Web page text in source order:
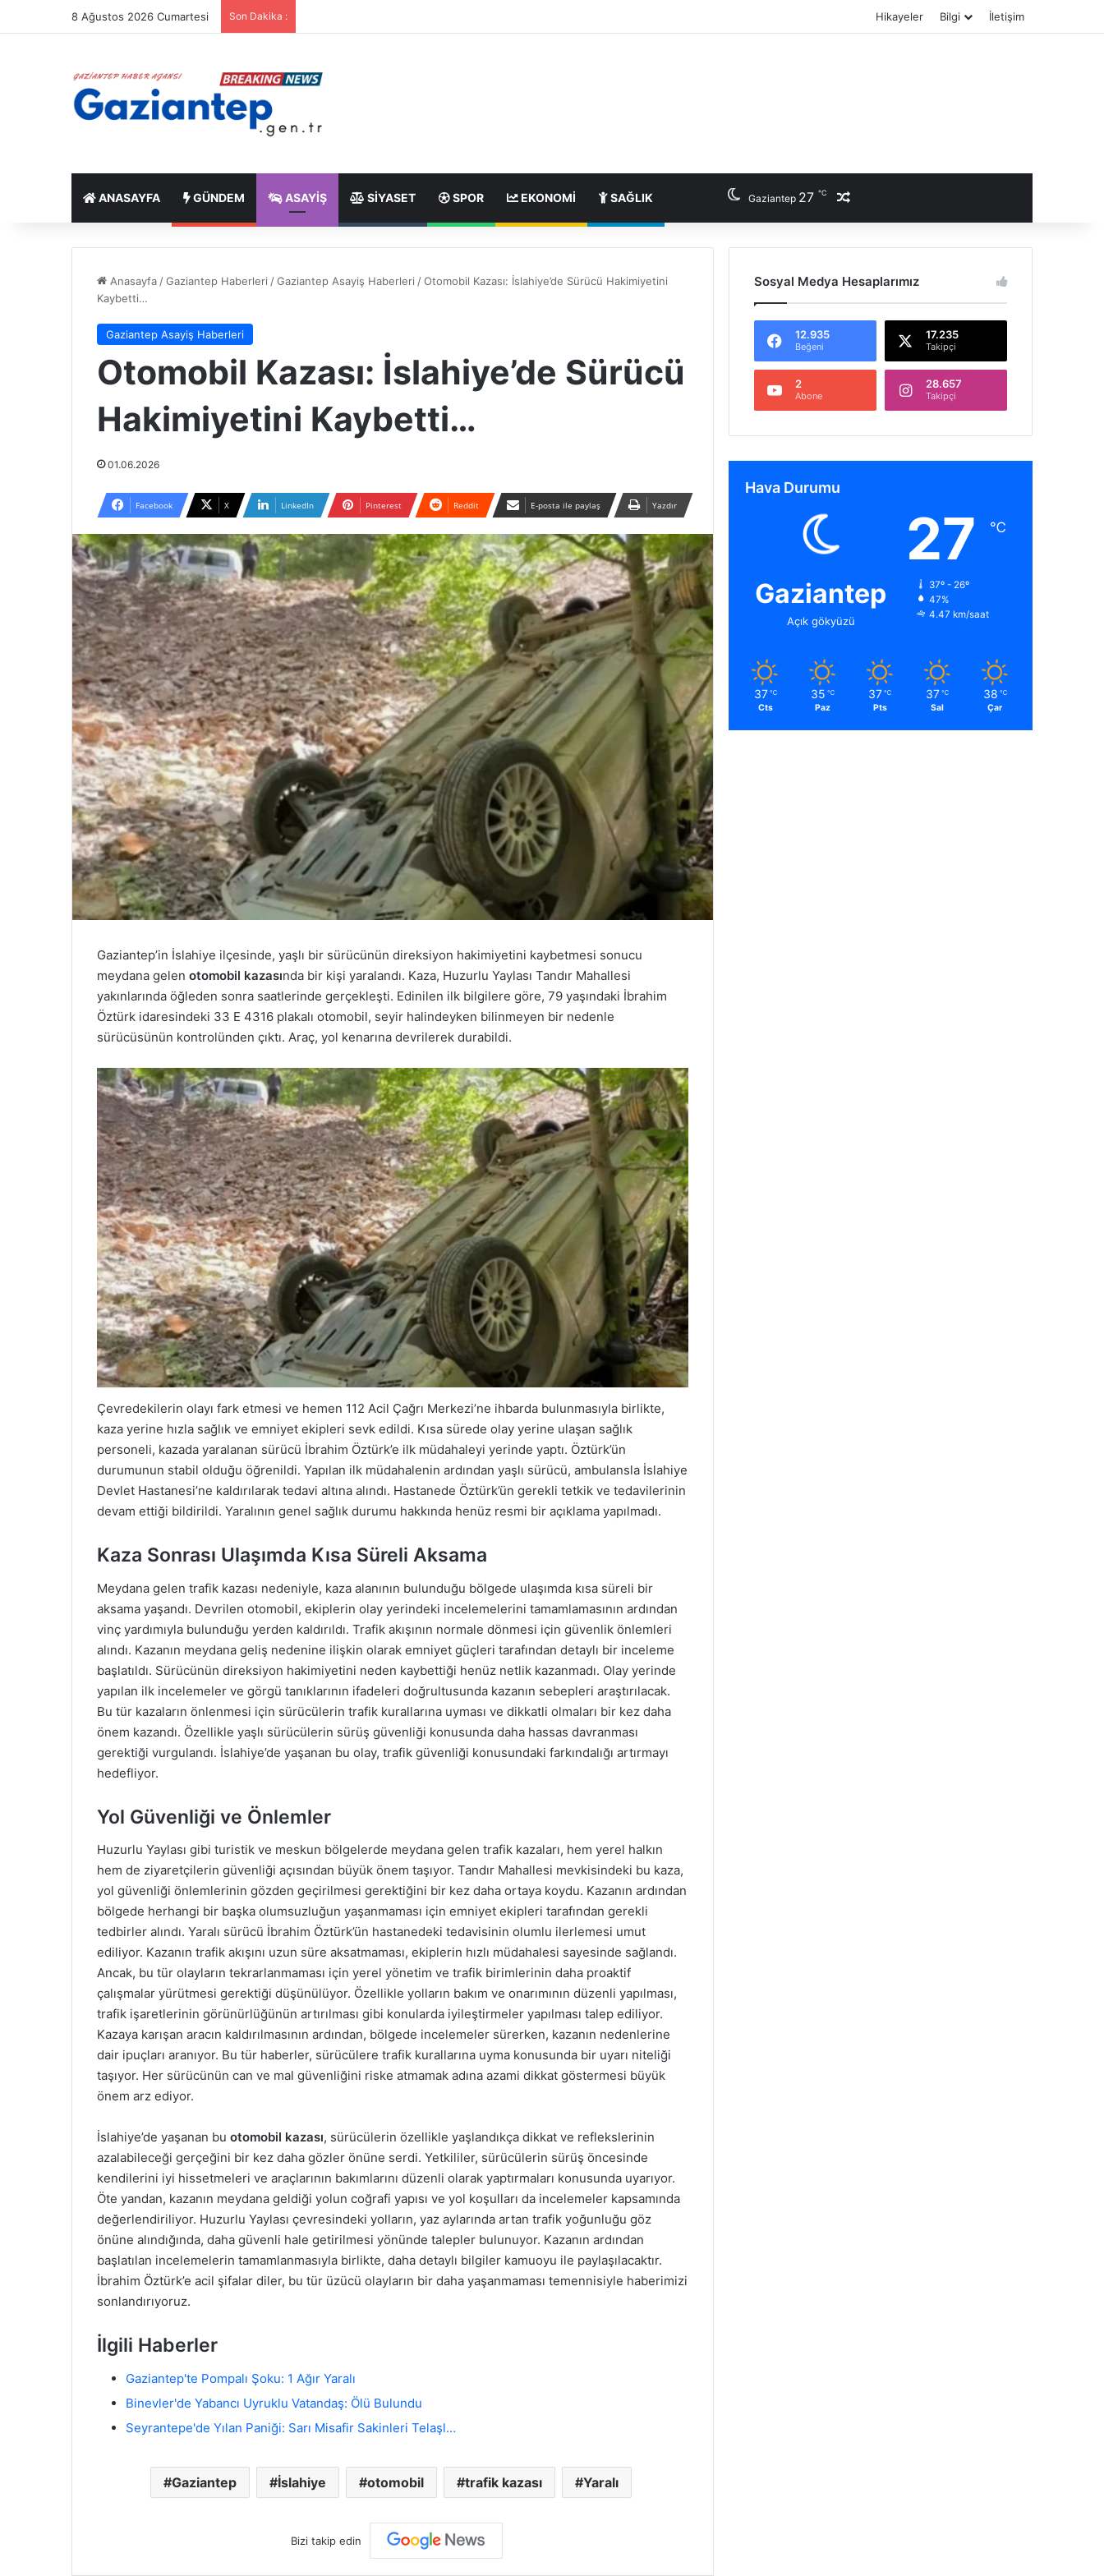
8 Ağustos 2026 Cumartesi Son Dakika : Hikayeler Bilgi İletişim
ANASAYFA GÜNDEM ASAYIŞ SIYASET SPOR EKONOMI SAĞLIK Gaziantep 27 ℃
Anasayfa /Gaziantep Haberleri /Gaziantep Asayiş Haberleri /Otomobil Kazası: İslahiye’de Sürücü Hakimiyetini
Kaybetti…
Gaziantep Asayiş Haberleri
Otomobil Kazası: İslahiye’de Sürücü
Hakimiyetini Kaybetti…
01.06.2026
Facebook X LinkedIn Pinterest Reddit E-posta ile paylaş Yazdır
Gaziantep’in İslahiye ilçesinde, yaşlı bir sürücünün direksiyon hakimiyetini kaybetmesi sonucu
meydana gelen otomobil kazasında bir kişi yaralandı. Kaza, Huzurlu Yaylası Tandır Mahallesi
yakınlarında öğleden sonra saatlerinde gerçekleşti. Edinilen ilk bilgilere göre, 79 yaşındaki İbrahim
Öztürk idaresindeki 33 E 4316 plakalı otomobil, seyir halindeyken bilinmeyen bir nedenle
sürücüsünün kontrolünden çıktı. Araç, yol kenarına devrilerek durabildi.
Çevredekilerin olayı fark etmesi ve hemen 112 Acil Çağrı Merkezi’ne ihbarda bulunmasıyla birlikte,
kaza yerine hızla sağlık ve emniyet ekipleri sevk edildi. Kısa sürede olay yerine ulaşan sağlık
personeli, kazada yaralanan sürücü İbrahim Öztürk’e ilk müdahaleyi yerinde yaptı. Öztürk’ün
durumunun stabil olduğu öğrenildi. Yapılan ilk müdahalenin ardından yaşlı sürücü, ambulansla İslahiye
Devlet Hastanesi’ne kaldırılarak tedavi altına alındı. Hastanede Öztürk’ün gerekli tetkik ve tedavilerinin
devam ettiği bildirildi. Yaralının genel sağlık durumu hakkında henüz resmi bir açıklama yapılmadı.
Kaza Sonrası Ulaşımda Kısa Süreli Aksama
Meydana gelen trafik kazası nedeniyle, kaza alanının bulunduğu bölgede ulaşımda kısa süreli bir
aksama yaşandı. Devrilen otomobil, ekiplerin olay yerindeki incelemelerini tamamlamasının ardından
vinç yardımıyla bulunduğu yerden kaldırıldı. Trafik akışının normale dönmesi için güvenlik önlemleri
alındı. Kazanın meydana geliş nedenine ilişkin olarak emniyet güçleri tarafından detaylı bir inceleme
başlatıldı. Sürücünün direksiyon hakimiyetini neden kaybettiği henüz netlik kazanmadı. Olay yerinde
yapılan ilk incelemeler ve görgü tanıklarının ifadeleri doğrultusunda kazanın sebepleri araştırılacak.
Bu tür kazaların önlenmesi için sürücülerin trafik kurallarına uyması ve dikkatli olmaları bir kez daha
önem kazandı. Özellikle yaşlı sürücülerin sürüş güvenliği konusunda daha hassas davranması
gerektiği vurgulandı. İslahiye’de yaşanan bu olay, trafik güvenliği konusundaki farkındalığı artırmayı
hedefliyor.
Yol Güvenliği ve Önlemler
Huzurlu Yaylası gibi turistik ve meskun bölgelerde meydana gelen trafik kazaları, hem yerel halkın
hem de ziyaretçilerin güvenliği açısından büyük önem taşıyor. Tandır Mahallesi mevkisindeki bu kaza,
yol güvenliği önlemlerinin gözden geçirilmesi gerektiğini bir kez daha ortaya koydu. Kazanın ardından
bölgede herhangi bir başka olumsuzluğun yaşanmaması için emniyet ekipleri tarafından gerekli
tedbirler alındı. Yaralı sürücü İbrahim Öztürk’ün hastanedeki tedavisinin olumlu ilerlemesi umut
ediliyor. Kazanın trafik akışını uzun süre aksatmaması, ekiplerin hızlı müdahalesi sayesinde sağlandı.
Ancak, bu tür olayların tekrarlanmaması için yerel yönetim ve trafik birimlerinin daha proaktif
çalışmalar yürütmesi gerektiği düşünülüyor. Özellikle yolların bakım ve onarımının düzenli yapılması,
trafik işaretlerinin görünürlüğünün artırılması gibi konularda iyileştirmeler yapılması talep ediliyor.
Kazaya karışan aracın kaldırılmasının ardından, bölgede incelemeler sürerken, kazanın nedenlerine
dair ipuçları aranıyor. Bu tür haberler, sürücülere trafik kurallarına uyma konusunda bir uyarı niteliği
taşıyor. Her sürücünün can ve mal güvenliğini riske atmamak adına azami dikkat göstermesi büyük
önem arz ediyor.
İslahiye’de yaşanan bu otomobil kazası, sürücülerin özellikle yaşlandıkça dikkat ve reflekslerinin
azalabileceği gerçeğini bir kez daha gözler önüne serdi. Yetkililer, sürücülerin sürüş öncesinde
kendilerini iyi hissetmeleri ve araçlarının bakımlarını düzenli olarak yaptırmaları konusunda uyarıyor.
Öte yandan, kazanın meydana geldiği yolun coğrafi yapısı ve yol koşulları da incelemeler kapsamında
değerlendiriliyor. Huzurlu Yaylası çevresindeki yolların, yaz aylarında artan trafik yoğunluğu göz
önüne alındığında, daha güvenli hale getirilmesi yönünde talepler bulunuyor. Kazanın ardından
başlatılan incelemelerin tamamlanmasıyla birlikte, daha detaylı bilgiler kamuoyu ile paylaşılacaktır.
İbrahim Öztürk’e acil şifalar diler, bu tür üzücü olayların bir daha yaşanmaması temennisiyle haberimizi
sonlandırıyoruz.
İlgili Haberler
Gaziantep'te Pompalı Şoku: 1 Ağır Yaralı
Binevler'de Yabancı Uyruklu Vatandaş: Ölü Bulundu
Seyrantepe'de Yılan Paniği: Sarı Misafir Sakinleri Telaşl…
Gaziantep İslahiye otomobil trafik kazası Yaralı
Bizi takip edin
Sosyal Medya Hesaplarımız
12.935
Beğeni
17.235
Takipçi
2
Abone
28.657
Takipçi
Hava Durumu
Gaziantep
Açık gökyüzü
27 ℃
37º - 26º
47%
4.47 km/saat
37 ℃
Cts
35 ℃
Paz
37 ℃
Pts
37 ℃
Sal
38 ℃
Çar